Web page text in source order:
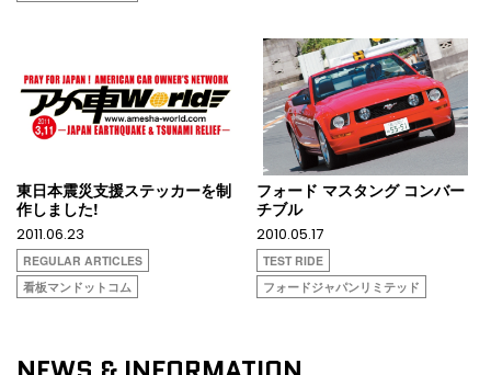
東日本震災支援ステッカーを制
作しました!
2011.06.23
REGULAR ARTICLES
看板マンドットコム
フォード マスタング コンバー
チブル
2010.05.17
TEST RIDE
フォードジャパンリミテッド